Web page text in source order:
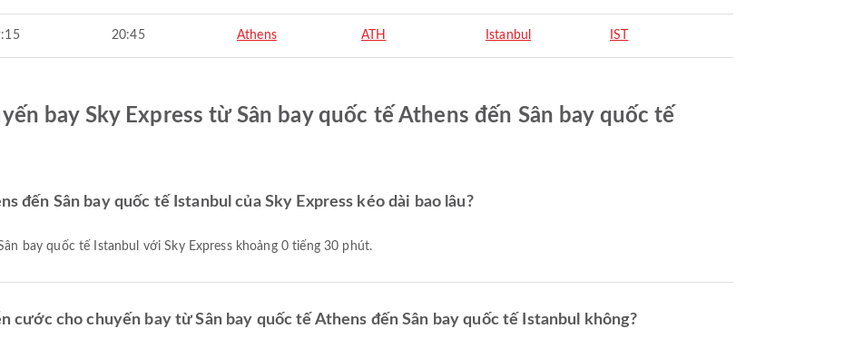
20:45 Athens ATH Istanbul IST
bay Sky Express từ Sân bay quốc tế Athens đến Sân bay quốc tế
đến Sân bay quốc tế Istanbul của Sky Express kéo dài bao lâu?
bay quốc tế Istanbul với Sky Express khoảng 0 tiếng 30 phút.
cước cho chuyến bay từ Sân bay quốc tế Athens đến Sân bay quốc tế Istanbul không?